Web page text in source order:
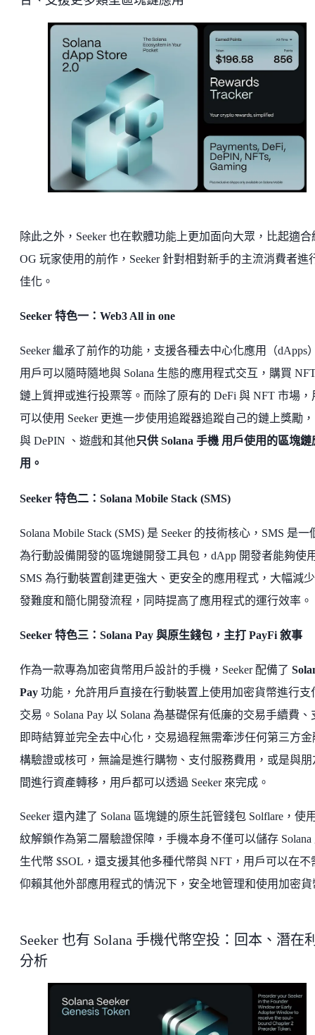
除此之外，Seeker 也在軟體功能上更加面向大眾，比起適合
OG 玩家使用的前作，Seeker 針對相對新手的主流消費者進
佳化。
Seeker 特色一：Web3 All in one
Seeker 繼承了前作的功能，支援各種去中心化應用（dApps
用戶可以隨時隨地與 Solana 生態的應用程式交互，購買
鏈上質押或進行投票等。而除了原有的 DeFi 與 NFT 市場，
可以使用 Seeker 更進一步使用追蹤器追蹤自己的鏈上獎勵
與 DePIN 、遊戲和其他只供 Solana 手機 用戶使用的區塊鏈
用。
Seeker 特色二：Solana Mobile Stack (SMS)
Solana Mobile Stack (SMS) 是 Seeker 的技術核心，SMS 是一
為行動設備開發的區塊鏈開發工具包，dApp 開發者能夠使
SMS 為行動裝置創建更強大、更安全的應用程式，大幅減
發難度和簡化開發流程，同時提高了應用程式的運行效率。
Seeker 特色三：Solana Pay 與原生錢包，主打 PayFi 敘事
作為一款專為加密貨幣用戶設計的手機，Seeker 配備了
Pay 功能，允許用戶直接在行動裝置上使用加密貨幣進行支
交易。Solana Pay 以 Solana 為基礎保有低廉的交易手續費、
即時結算並完全去中心化，交易過程無需牽涉任何第三方金
構驗證或核可，無論是進行購物、支付服務費用，或是與朋
間進行資產轉移，用戶都可以透過 Seeker 來完成。
Seeker 還內建了 Solana 區塊鏈的原生託管錢包 Solflare，使
紋解鎖作為第二層驗證保障，手機本身不僅可以儲存 Solana
生代幣 $SOL，還支援其他多種代幣與 NFT，用戶可以在不
仰賴其他外部應用程式的情況下，安全地管理和使用加密貨
Seeker 也有 Solana 手機代幣空投：回本、潛在
分析